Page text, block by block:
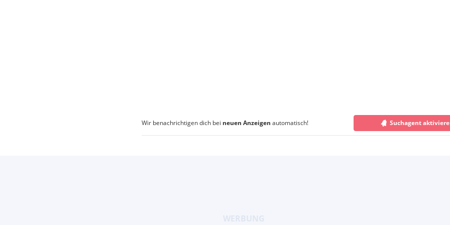
Wir benachrichtigen dich bei neuen Anzeigen automatisch! Suchagent